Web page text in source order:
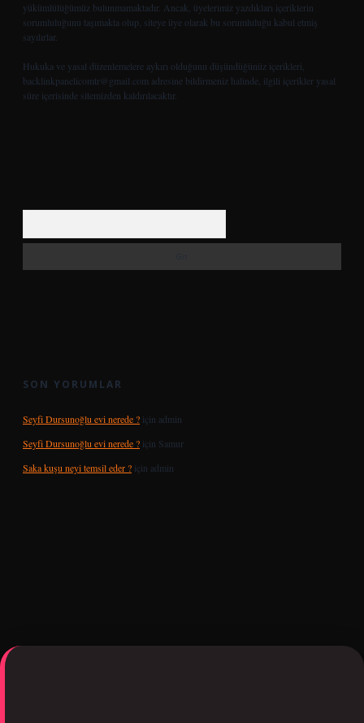
yükümlülüğümüz bulunmamaktadır. Ancak, üyelerimiz yazdıkları içeriklerin
sorumluluğunu taşımakta olup, siteye üye olarak bu sorumluluğu kabul etmiş
sayılırlar.
Hukuka ve yasal düzenlemelere aykırı olduğunu düşündüğünüz içerikleri,
backlinkpanelicomtr@gmail.com adresine bildirmeniz halinde, ilgili içerikler yasal
süre içerisinde sitemizden kaldırılacaktır.
SON YORUMLAR
Seyfi Dursunoğlu evi nerede ? için admin
Seyfi Dursunoğlu evi nerede ? için Samur
Saka kuşu neyi temsil eder ? için admin
opera bet giriştulipbetgiris.org